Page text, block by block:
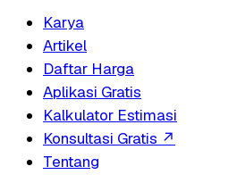
Karya
Artikel
Daftar Harga
Aplikasi Gratis
Kalkulator Estimasi
Konsultasi Gratis ↗
Tentang